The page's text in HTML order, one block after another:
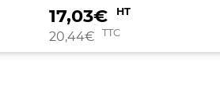
17,03€ HT
20,44€ TTC